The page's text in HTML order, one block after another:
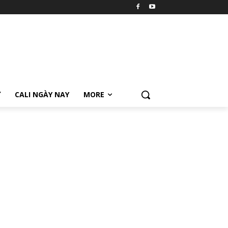
CALI NGÀY NAY MORE